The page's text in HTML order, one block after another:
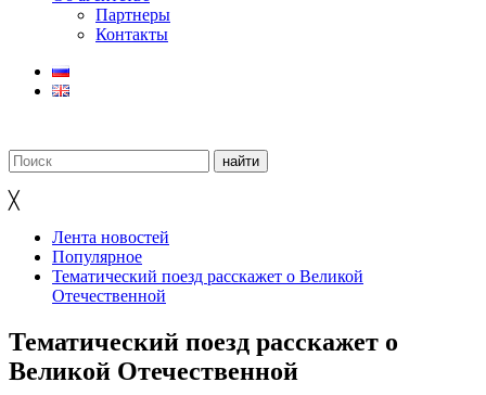
Партнеры
Контакты
╳
Лента новостей
Популярное
Тематический поезд расскажет о Великой
Отечественной
Тематический поезд расскажет о
Великой Отечественной